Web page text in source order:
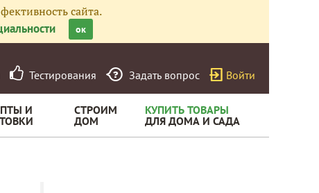
сайта.
ок
Тестирования Задать вопрос Войти
И
СТРОИМ
ДОМ
КУПИТЬ ТОВАРЫ
ДЛЯ ДОМА И САДА